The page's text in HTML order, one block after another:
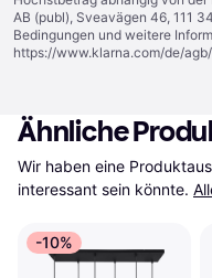
AB (publ), Sveavägen 46, 111
Bedingungen und weitere
https://www.klarna.com/de/agb/
Ähnliche
Wir haben eine
interessant sein könnte.
-10%